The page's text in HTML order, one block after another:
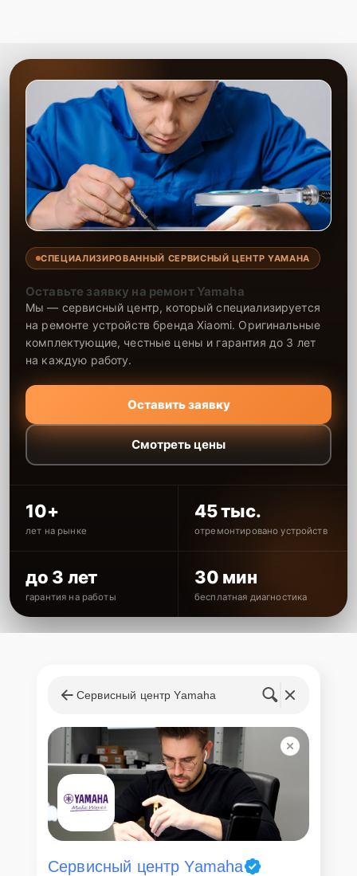
СПЕЦИАЛИЗИРОВАННЫЙ СЕРВИСНЫЙ ЦЕНТР YAMAHA
Оставьте заявку на ремонт Yamaha
Мы — сервисный центр, который специализируется
на ремонте устройств бренда Xiaomi. Оригинальные
комплектующие, честные цены и гарантия до 3 лет
на каждую работу.
Оставить заявку
Смотреть цены
10+
лет на рынке
45 тыс.
отремонтировано устройств
до 3 лет
гарантия на работы
30 мин
бесплатная диагностика
Сервисный центр Yamaha
Сервисный центр Yamaha